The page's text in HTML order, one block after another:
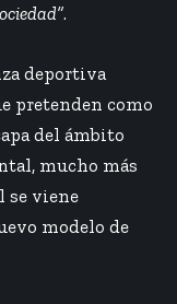
.
deportiva
pretenden como
del ámbito
mucho más
se viene
modelo de